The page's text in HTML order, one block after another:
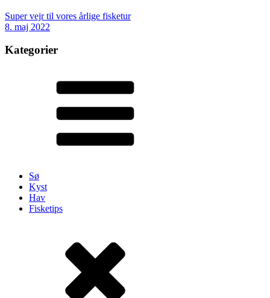
Super vejr til vores årlige fisketur
8. maj 2022
Kategorier
Sø
Kyst
Hav
Fisketips